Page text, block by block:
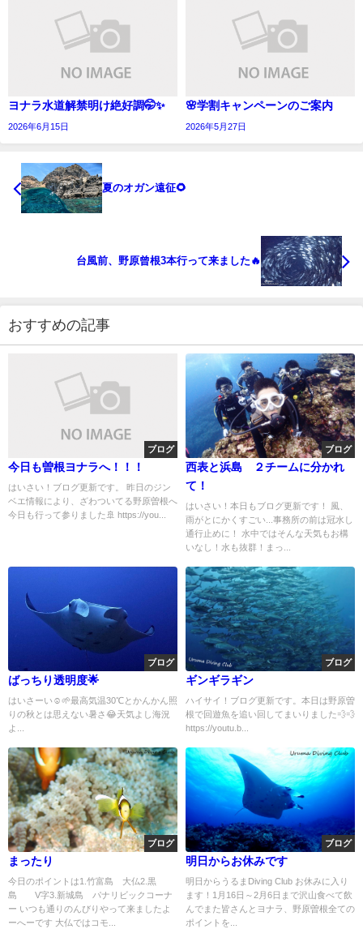
ヨナラ水道解禁明け絶好調🤭✨
2026年6月15日
🌸学割キャンペーンのご案内
2026年5月27日
夏のオガン遠征🌻
台風前、野原曾根3本行って来ました🔥
おすすめの記事
ブログ
今日も曽根ヨナラへ！！！
はいさい！ブログ更新です。 昨日のジン
ベエ情報により、ざわついてる野原曽根へ
今日も行って参りました🚢 https://you...
ブログ
西表と浜島 ２チームに分かれ
て！
はいさい！本日もブログ更新です！ 風、
雨がとにかくすごい...事務所の前は冠水し
通行止めに！ 水中ではそんな天気もお構
いなし！水も抜群！まっ...
ブログ
ばっちり透明度🌟
はいさーい☺️🌱最高気温30℃とかんかん照
りの秋とは思えない暑さ😂天気よし海況
よ...
ブログ
ギンギラギン
ハイサイ！ブログ更新です。本日は野原曽
根で回遊魚を追い回してまいりました💨💨
https://youtu.b...
ブログ
まったり
今日のポイントは1.竹富島 大仏2.黒
島 V字3.新城島 パナリビックコーナ
ー いつも通りのんびりやって来ましたよ
ーへーです 大仏ではコモ...
ブログ
明日からお休みです
明日からうるまDiving Club お休みに入り
ます！1月16日～2月6日まで沢山食べて飲
んでまた皆さんとヨナラ、野原曽根全ての
ポイントを...